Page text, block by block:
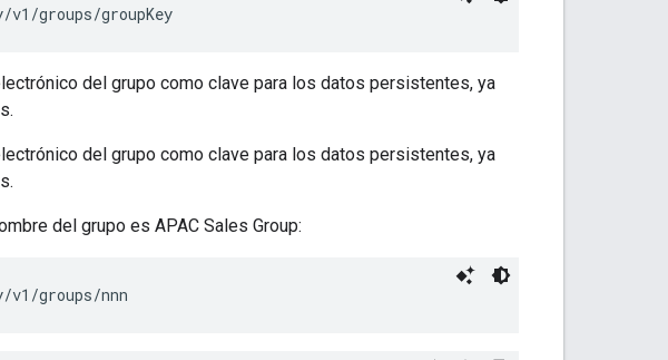
v1/groups/groupKey
del grupo como clave para los datos persistentes, ya
del grupo como clave para los datos persistentes, ya
del grupo es APAC Sales Group: